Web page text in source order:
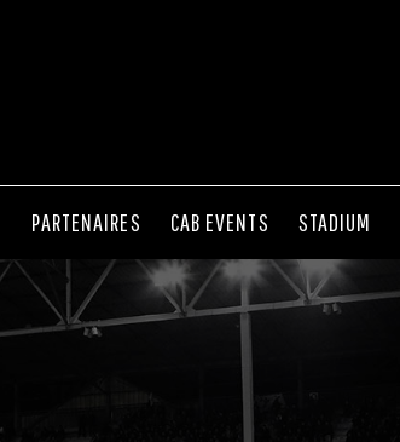
PARTENAIRES CAB EVENTS STADIUM